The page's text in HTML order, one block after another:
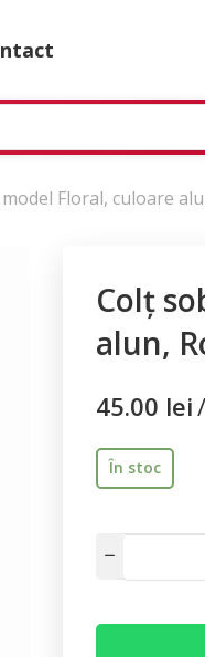
Floral, culoare
Colț
alun,
45.00 lei
În stoc